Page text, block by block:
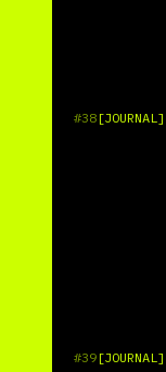
#38[JOURNAL]
#39[JOURNAL]